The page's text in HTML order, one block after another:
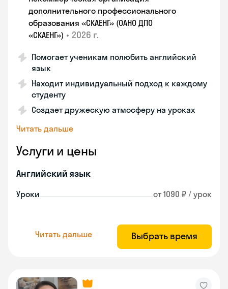
дополнительного профессионального
образования «СКАЕНГ» (ОАНО ДПО
«СКАЕНГ») • 2026 г.
Помогает ученикам полюбить английский
язык
Находит индивидуальный подход к каждому
студенту
Создает дружескую атмосферу на уроках
Читать дальше
Услуги и цены
Английский язык
Уроки от 1090 ₽ / урок
Читать дальше Выбрать время